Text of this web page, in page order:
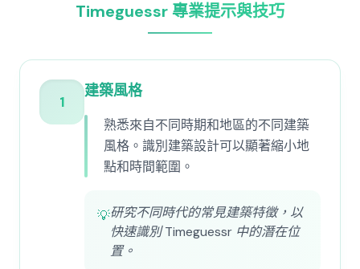
Timeguessr 專業提示與技巧
1
建築風格
熟悉來自不同時期和地區的不同建築
風格。識別建築設計可以顯著縮小地
點和時間範圍。
💡研究不同時代的常見建築特徵，以
快速識別 Timeguessr 中的潛在位
置。